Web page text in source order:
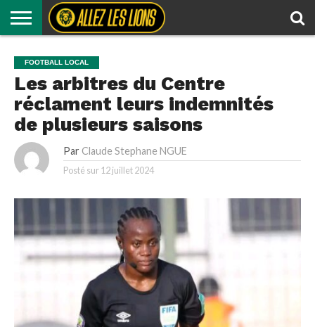
INDOMPTABLES
LIONS
EN
CLUB
FOOTBALL
LOCAL
MÉMOIRE
DES
LIONS
ALLEZ
LES
LIONS
TV
AUTRES
SPORTS
RÉSULTATS
FOOTBALL LOCAL
Les arbitres du Centre
réclament leurs indemnités
de plusieurs saisons
Par Claude Stephane NGUE
Posté sur 12 juillet 2024